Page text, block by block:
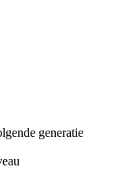
generatie